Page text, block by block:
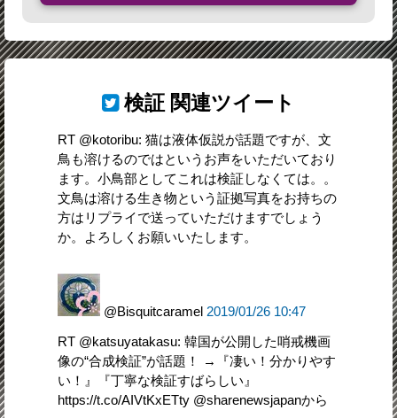
検証 関連ツイート
RT @kotoribu: 猫は液体仮説が話題ですが、文
鳥も溶けるのではというお声をいただいており
ます。小鳥部としてこれは検証しなくては。。
文鳥は溶ける生き物という証拠写真をお持ちの
方はリプライで送っていただけますでしょう
か。よろしくお願いいたします。
@Bisquitcaramel 2019/01/26 10:47
RT @katsuyatakasu: 韓国が公開した哨戒機画
像の“合成検証”が話題！ →『凄い！分かりやす
い！』『丁寧な検証すばらしい』
https://t.co/AIVtKxETty @sharenewsjapanから